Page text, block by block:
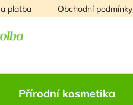
platba Obchodní podmínky
Přírodní kosmetika